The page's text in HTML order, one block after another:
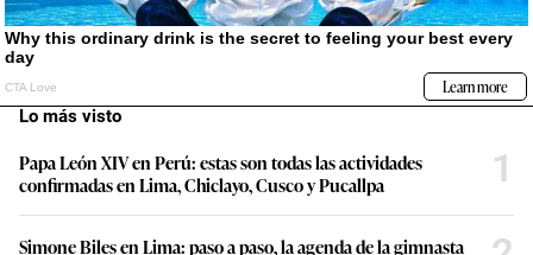
Lo más visto
Papa León XIV en Perú: estas son todas las actividades
confirmadas en Lima, Chiclayo, Cusco y Pucallpa
1
Simone Biles en Lima: paso a paso, la agenda de la gimnasta